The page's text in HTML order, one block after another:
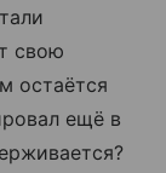
свою
остаётся
ещё в